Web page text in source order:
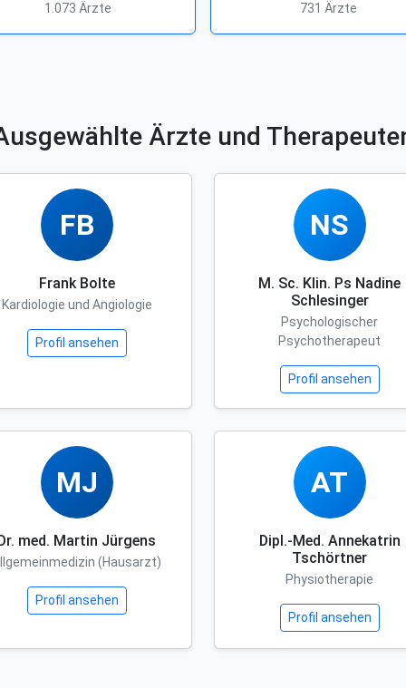
1.073 Ärzte 731 Ärzte
Ärzte und
FB
Frank Bolte
Kardiologie und Angiologie
Profil ansehen
NS
M. Sc. Klin. Ps Nadine
Schlesinger
Psychologischer
Psychotherapeut
Profil ansehen
MJ
med. Martin Jürgens
(Hausarzt)
Profil ansehen
AT
Dipl.-Med. Annekatrin
Tschörtner
Physiotherapie
Profil ansehen